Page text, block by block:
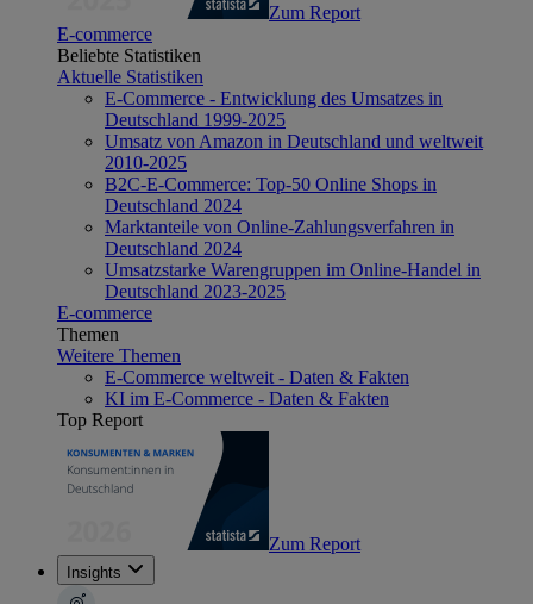
Zum Report
E-commerce
Beliebte Statistiken
Aktuelle Statistiken
E-Commerce - Entwicklung des Umsatzes in
Deutschland 1999-2025
Umsatz von Amazon in Deutschland und weltweit
2010-2025
B2C-E-Commerce: Top-50 Online Shops in
Deutschland 2024
Marktanteile von Online-Zahlungsverfahren in
Deutschland 2024
Umsatzstarke Warengruppen im Online-Handel in
Deutschland 2023-2025
E-commerce
Themen
Weitere Themen
E-Commerce weltweit - Daten & Fakten
KI im E-Commerce - Daten & Fakten
Top Report
Zum Report
Insights